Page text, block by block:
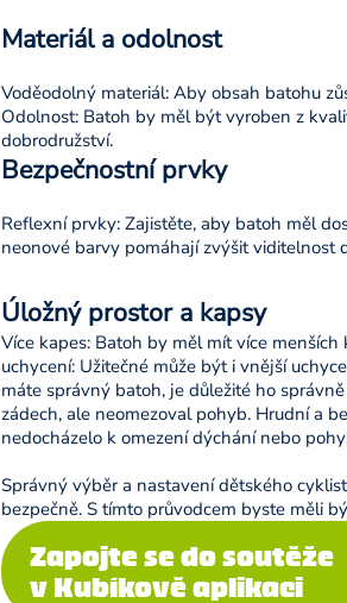
Materiál a odolnost
Voděodolný materiál: Aby obsah batohu
Odolnost: Batoh by měl být vyroben z
dobrodružství.
Bezpečnostní prvky
Reflexní prvky: Zajistěte, aby batoh měl
neonové barvy pomáhají zvýšit viditelnost
Úložný prostor a kapsy
Více kapes: Batoh by měl mít více
uchycení: Užitečné může být i vnější
máte správný batoh, je důležité ho
zádech, ale neomezoval pohyb. Hrudní a
nedocházelo k omezení dýchání nebo
Správný výběr a nastavení dětského
bezpečně. S tímto průvodcem byste měli
Zapojte se do soutěže
v Kubíkově aplikaci